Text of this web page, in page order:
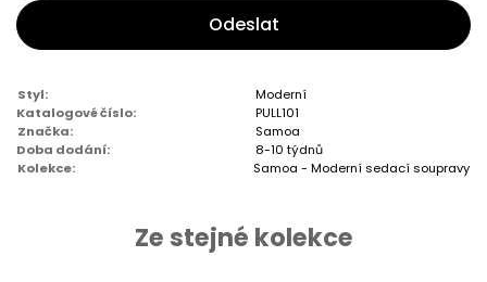
Odeslat
Styl:
Moderní
Katalogové číslo:
PULL101
Značka:
Samoa
Doba dodání:
8-10 týdnů
Kolekce:
Samoa - Moderní sedací soupravy
Ze stejné kolekce